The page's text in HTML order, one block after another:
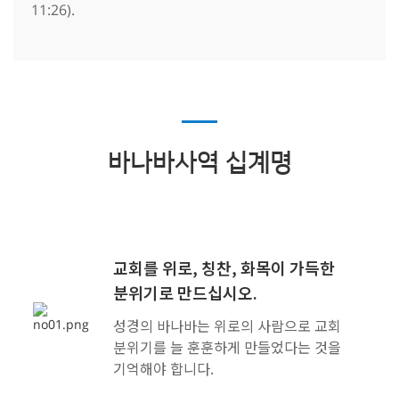
11:26).
바나바사역 십계명
교회를 위로, 칭찬, 화목이 가득한
분위기로 만드십시오.
성경의 바나바는 위로의 사람으로 교회
분위기를 늘 훈훈하게 만들었다는 것을
기억해야 합니다.